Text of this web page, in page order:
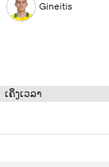
Gineitis
ເຄິ່ງເວລາ